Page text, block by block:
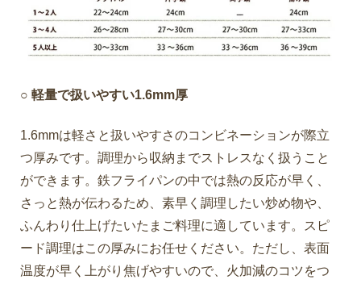
○ 軽量で扱いやすい1.6mm厚
1.6mmは軽さと扱いやすさのコンビネーションが際立
つ厚みです。調理から収納までストレスなく扱うこと
ができます。鉄フライパンの中では熱の反応が早く、
さっと熱が伝わるため、素早く調理したい炒め物や、
ふんわり仕上げたいたまご料理に適しています。スピ
ード調理はこの厚みにお任せください。ただし、表面
温度が早く上がり焦げやすいので、火加減のコツをつ